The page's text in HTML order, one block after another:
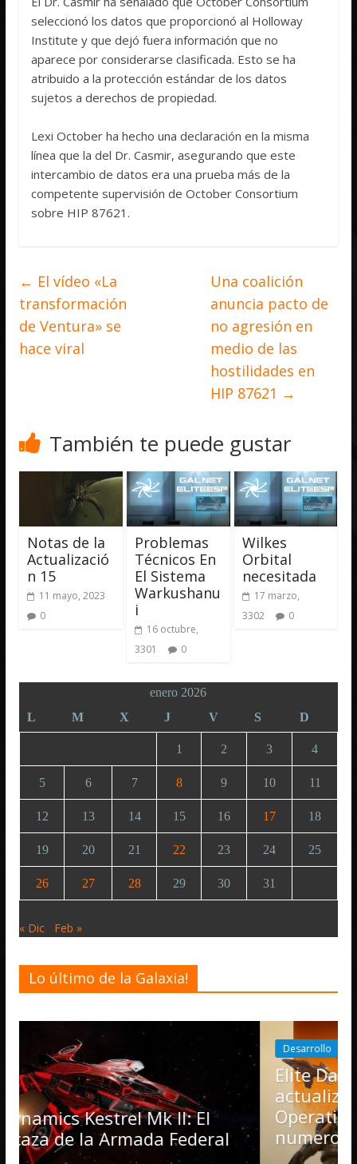
seleccionó los datos que proporcionó al Holloway
Institute y que dejó fuera información que no
aparece por considerarse clasificada. Esto se ha
atribuido a la protección estándar de los datos
sujetos a derechos de propiedad.
Lexi October ha hecho una declaración en la misma
línea que la del Dr. Casmir, asegurando que este
intercambio de datos era una prueba más de la
competente supervisión de October Consortium
sobre HIP 87621.
← El vídeo «La
transformación
de Ventura» se
hace viral
Una coalición
anuncia pacto de
no agresión en
medio de las
hostilidades en
HIP 87621 →
También te puede gustar
Notas de la
Actualizació
n 15
11 mayo, 2023
0
Problemas
Técnicos En
El Sistema
Warkushanu
i
16 octubre,
3301
0
Wilkes
Orbital
necesitada
17 marzo,
3302
0
enero 2026
L
M X J V S D
1 2 3 4
5 6 7 8 9 10 11
12 13 14 15 16 17 18
19 20 21 22 23 24 25
26 27 28 29 30 31
« Dic Feb »
Lo último de la Galaxia!
El
Elite Dangerous recibe la
actualización 4.4.0: llegan las
Operations, el vehículo Nomad
numerosas mejoras